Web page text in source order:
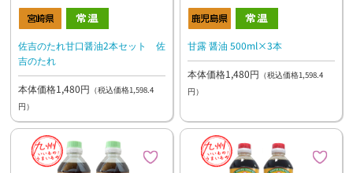
佐吉のたれ甘口醤油2本セット 佐
吉のたれ
本体価格1,480円 （税込価格1,598.4
円）
甘露 醤油 500ml×3本
本体価格1,480円 （税込価格1,598.4
円）